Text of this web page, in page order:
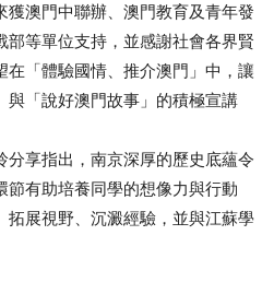
獲澳門中聯辦、澳門教育及青年發
部等單位支持，並感謝社會各界賢
「體驗國情、推介澳門」中，讓
與「說好澳門故事」的積極宣講
享指出，南京深厚的歷史底蘊令
節有助培養同學的想像力與行動
拓展視野、沉澱經驗，並與江蘇學